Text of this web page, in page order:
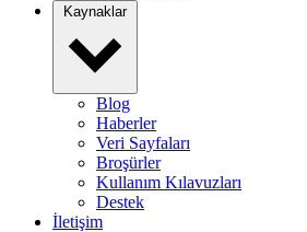
Kaynaklar
Blog
Haberler
Veri Sayfaları
Broşürler
Kullanım Kılavuzları
Destek
İletişim